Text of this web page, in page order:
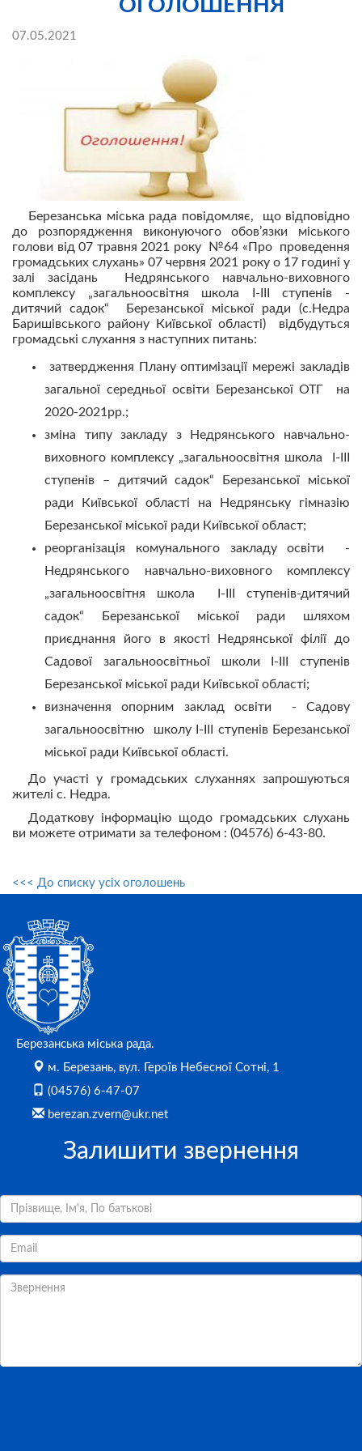
ОГОЛОШЕННЯ
07.05.2021
Березанська міська рада повідомляє, що відповідно
до розпорядження виконуючого обов’язки міського
голови від 07 травня 2021 року №64 «Про проведення
громадських слухань» 07 червня 2021 року о 17 годині у
залі засідань Недрянського навчально-виховного
комплексу „загальноосвітня школа І-ІІІ ступенів -
дитячий садок“ Березанської міської ради (с.Недра
Баришівського району Київської області) відбудуться
громадські слухання з наступних питань:
затвердження Плану оптимізації мережі закладів
загальної середньої освіти Березанської ОТГ на
2020-2021рр.;
зміна типу закладу з Недрянського навчально-
виховного комплексу „загальноосвітня школа І-ІІІ
ступенів – дитячий садок“ Березанської міської
ради Київської області на Недрянську гімназію
Березанської міської ради Київської област;
реорганізація комунального закладу освіти -
Недрянського навчально-виховного комплексу
„загальноосвітня школа I-III ступенів-дитячий
садок“ Березанської міської ради шляхом
приєднання його в якості Недрянської філії до
Садової загальноосвітньої школи І-ІІІ ступенів
Березанської міської ради Київської області;
визначення опорним заклад освіти - Садову
загальноосвітню школу І-ІІІ ступенів Березанської
міської ради Київської області.
До участі у громадських слуханнях запрошуються
жителі с. Недра.
Додаткову інформацію щодо громадських слухань
ви можете отримати за телефоном : (04576) 6-43-80.
<<< До списку усіх оголошень
Березанська міська рада.
м. Березань, вул. Героїв Небесної Сотні, 1
(04576) 6-47-07
berezan.zvern@ukr.net
Залишити звернення